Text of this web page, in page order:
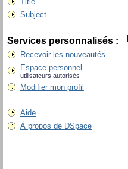
Subject
Services personnalisés :
Recevoir les nouveautés
Espace personnel
utilisateurs autorisés
Modifier mon profil
Aide
À propos de DSpace